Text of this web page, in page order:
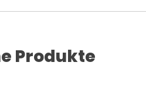
Produkte